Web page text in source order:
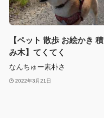
【ペット 散歩 お絵かき 積
み木】てくてく
なんちゅー素朴さ
2022年3月21日